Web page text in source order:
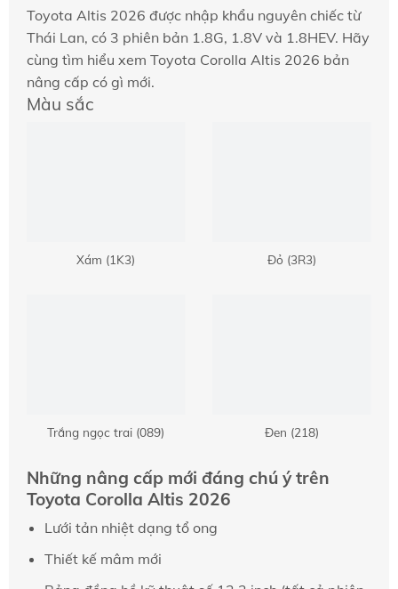
Toyota Altis 2026 được nhập khẩu nguyên chiếc từ
Thái Lan, có 3 phiên bản 1.8G, 1.8V và 1.8HEV. Hãy
cùng tìm hiểu xem Toyota Corolla Altis 2026 bản
nâng cấp có gì mới.
Màu sắc
Xám (1K3) Đỏ (3R3)
Trắng ngọc trai (089) Đen (218)
Những nâng cấp mới đáng chú ý trên
Toyota Corolla Altis 2026
Lưới tản nhiệt dạng tổ ong
Thiết kế mâm mới